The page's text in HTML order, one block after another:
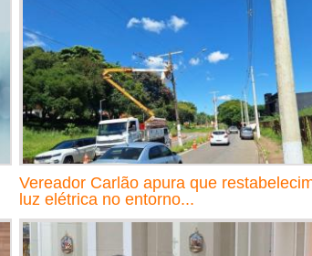
Vereador Carlão apura que
luz elétrica no entorno...